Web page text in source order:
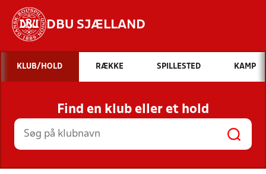
DBU SJÆLLAND
Hvad vil du søge efter?
INDHOLD OG NYHEDER
STILLINGER, RESULTATER, KLUBBER OG
HOLD
KLUB/HOLD RÆKKE SPILLESTED KAMP
Find en klub eller et hold